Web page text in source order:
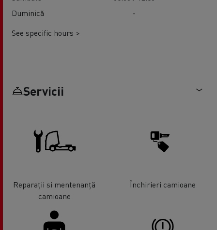
Duminică
-
See specific hours >
Servicii
Reparații si mentenanță
camioane
Închirieri camioane